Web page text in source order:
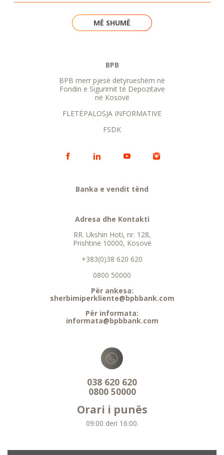
MË SHUMË
BPB
BPB merr pjesë detyrueshëm në
Fondin e Sigurimit të Depozitave
në Kosovë
FLETËPALOSJA INFORMATIVE
FSDK
Banka e vendit tënd
Adresa dhe Kontakti
RR. Ukshin Hoti, nr. 128,
Prishtinë 10000, Kosovë
+383(0)38 620 620
0800 50000
Për ankesa:
sherbimiperkliente@bpbbank.com
Për informata:
informata@bpbbank.com
038 620 620
0800 50000
Orari i punës
09:00 deri 16:00.